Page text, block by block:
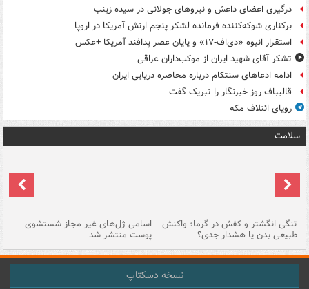
درگیری اعضای داعش و نیروهای جولانی در سیده زینب
برکناری شوکه‌کننده فرمانده لشکر پنجم ارتش آمریکا در اروپا
استقرار انبوه «دی‌اف‑۱۷» و پایان عصر پدافند آمریکا +عکس
تشکر آقای شهید ایران از موکب‌داران عراقی
ادامه ادعاهای سنتکام درباره محاصره دریایی ایران
قالیباف روز خبرنگار را تبریک گفت
رویای ائتلاف مکه
سلامت
تنگی انگشتر و کفش در گرما؛ واکنش
طبیعی بدن یا هشدار جدی؟
اسامی ژل‌های غیر مجاز شستشوی
پوست منتشر شد
نسخه دسکتاپ